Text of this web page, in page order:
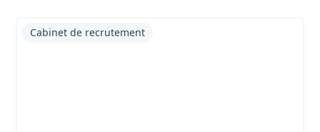
Cabinet de recrutement